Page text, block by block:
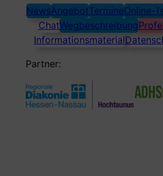
NewsAngebotTermineOnline-
ChatWegbeschreibung
Informationsmaterial
Partner: